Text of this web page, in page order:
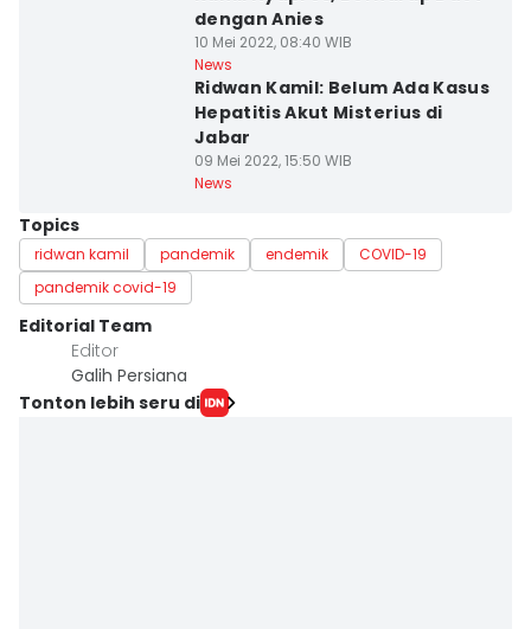
dengan Anies
10 Mei 2022, 08:40 WIB
News
Ridwan Kamil: Belum Ada Kasus
Hepatitis Akut Misterius di
Jabar
09 Mei 2022, 15:50 WIB
News
Topics
ridwan kamil pandemik endemik
COVID-19
pandemik covid-19
Editorial Team
Editor
Galih Persiana
Tonton lebih seru di